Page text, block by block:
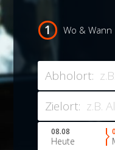
Wo & Wann
Abholort:
Zielort:
08.08
Heute